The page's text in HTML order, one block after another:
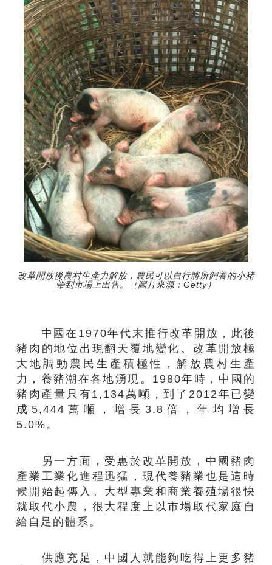
改革開放後農村生產力解放，農民可以自行將所飼養的小豬
帶到市場上出售。（圖片來源：Getty）
中國在1970年代末推行改革開放，此後
豬肉的地位出現翻天覆地變化。改革開放極
大地調動農民生產積極性，解放農村生產
力，養豬潮在各地湧現。1980年時，中國的
豬肉產量只有1,134萬噸，到了2012年已變
成5,444萬噸，增長3.8倍，年均增長
5.0%。
另一方面，受惠於改革開放，中國豬肉
產業工業化進程迅猛，現代養豬業也是這時
候開始起傳入。大型專業和商業養殖場很快
就取代小農，很大程度上以市場取代家庭自
給自足的體系。
供應充足，中國人就能夠吃得上更多豬